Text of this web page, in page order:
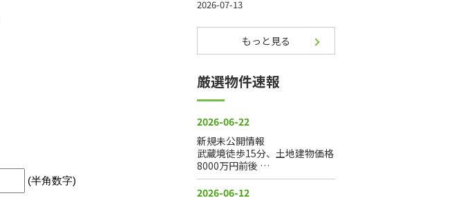
(半角数字)
もっと見る
厳選物件速報